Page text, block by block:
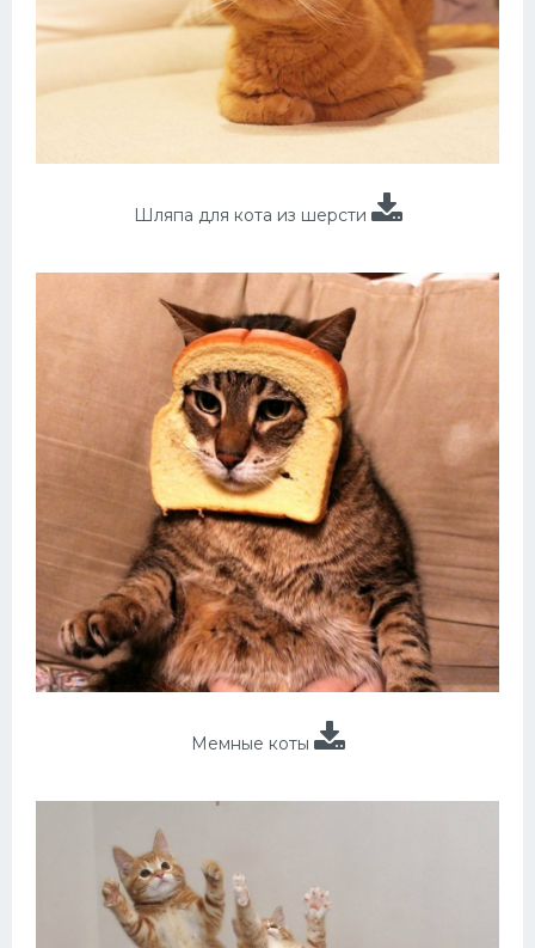
Шляпа для кота из шерсти
Мемные коты